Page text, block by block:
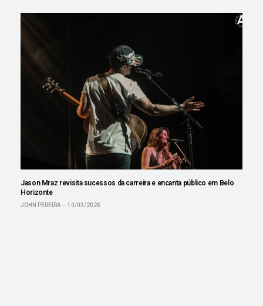
Jason Mraz revisita sucessos da carreira e encanta público em Belo
Horizonte
JOHN PEREIRA 10/03/2026